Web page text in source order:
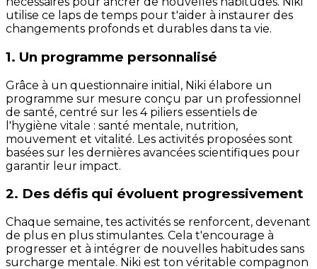
utilise ce laps de temps pour t'aider à instaurer des
changements profonds et durables dans ta vie.
1. Un programme personnalisé
Grâce à un questionnaire initial, Niki élabore un
programme sur mesure conçu par un professionnel
de santé, centré sur les 4 piliers essentiels de
l'hygiène vitale : santé mentale, nutrition,
mouvement et vitalité. Les activités proposées sont
basées sur les dernières avancées scientifiques pour
garantir leur impact.
2. Des défis qui évoluent progressivement
Chaque semaine, tes activités se renforcent, devenant
de plus en plus stimulantes. Cela t'encourage à
progresser et à intégrer de nouvelles habitudes sans
surcharge mentale. Niki est ton véritable compagnon